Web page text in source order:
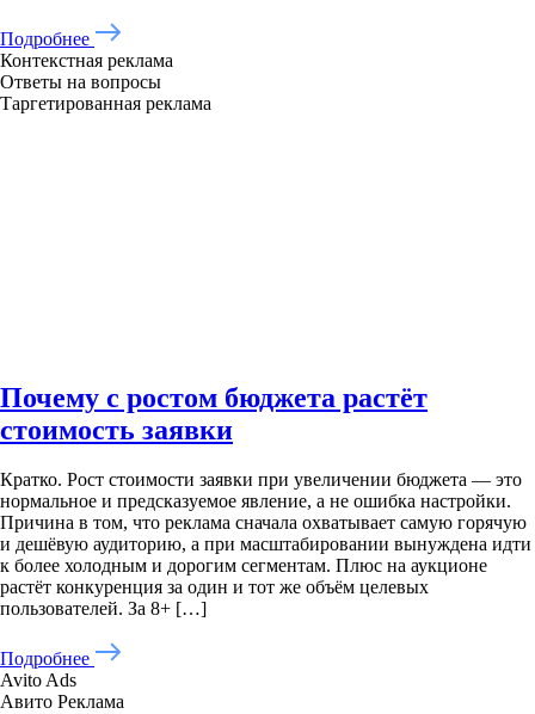
Подробнее
Контекстная реклама
Ответы на вопросы
Таргетированная реклама
Почему с ростом бюджета растёт
стоимость заявки
Кратко. Рост стоимости заявки при увеличении бюджета — это
нормальное и предсказуемое явление, а не ошибка настройки.
Причина в том, что реклама сначала охватывает самую горячую
и дешёвую аудиторию, а при масштабировании вынуждена идти
к более холодным и дорогим сегментам. Плюс на аукционе
растёт конкуренция за один и тот же объём целевых
пользователей. За 8+ […]
Подробнее
Avito Ads
Авито Реклама